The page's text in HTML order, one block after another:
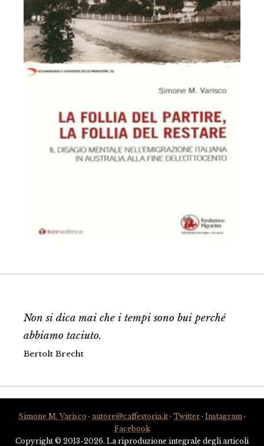
Non si dica mai che i tempi sono bui perché
abbiamo taciuto.
Bertolt Brecht
Simone M. Varisco · autore@caffestoria.it · Twitter · Instagram ·
Facebook
Copyright © 2013-2026. La riproduzione integrale degli articoli